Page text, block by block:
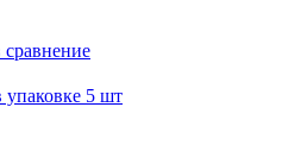
упаковке 5 шт